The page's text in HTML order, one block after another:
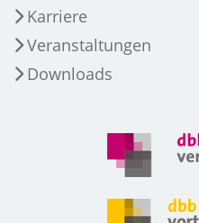
Karriere
Veranstaltungen
Downloads